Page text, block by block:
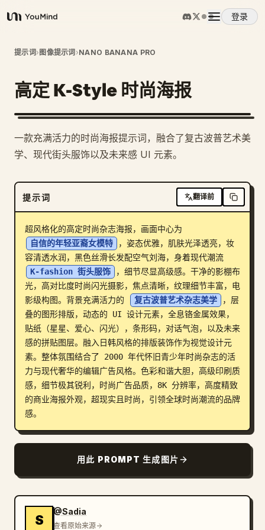
YouMind
登录
概览
使用案例
定价
下载
博客
更新
提示词› 图像提示词 ›NANO BANANA PRO
高定 K-Style 时尚海报
一款充满活力的时尚海报提示词，融合了复古波普艺术美
学、现代街头服饰以及未来感 UI 元素。
提示词 翻译前
超风格化的高定时尚杂志海报，画面中心为
自信的年轻亚裔女模特
，姿态优雅，肌肤光泽透亮，妆
容清透水润，黑色丝滑长发配空气刘海，身着现代潮流
K-fashion 街头服饰
，细节尽显高级感。干净的影棚布
光，高对比度时尚闪光摄影，焦点清晰，纹理细节丰富，电
影级构图。背景充满活力的
复古波普艺术杂志美学
，层
叠的图形排版，动态的 UI 设计元素，全息铬金属效果，
贴纸（星星、爱心、闪光），条形码，对话气泡，以及未来
感的拼贴图层。融入日韩风格的排版装饰作为视觉设计元
素。整体氛围结合了 2000 年代怀旧青少年时尚杂志的活
力与现代奢华的编辑广告风格。色彩和谐大胆，高级印刷质
感，细节极其锐利，时尚广告品质，8K 分辨率，高度精致
的商业海报外观，超现实且时尚，引领全球时尚潮流的品牌
感。
用此 PROMPT 生成图片
S
@Sadia
查看原始来源